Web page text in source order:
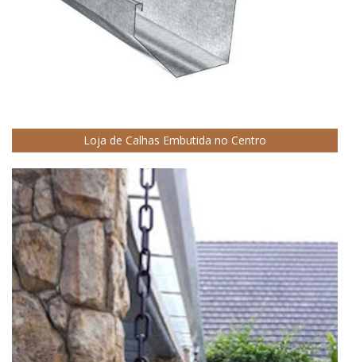
Loja de Calhas Embutida no Centro